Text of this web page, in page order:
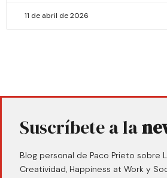
11 de abril de 2026
Suscríbete a la
Blog personal de Paco Prieto sobre
Creatividad, Happiness at Work y